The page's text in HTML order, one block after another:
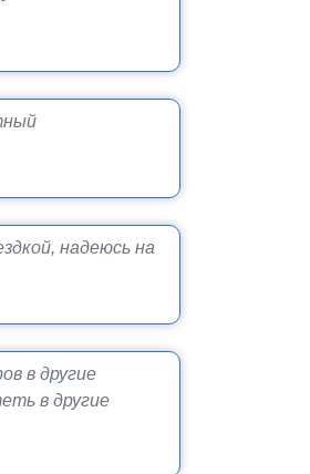
надеюсь на
в другие
в другие